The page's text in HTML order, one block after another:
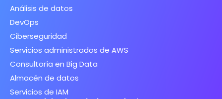
Análisis de datos
DevOps
Ciberseguridad
Servicios administrados de AWS
Consultoría en Big Data
Almacén de datos
Servicios de IAM